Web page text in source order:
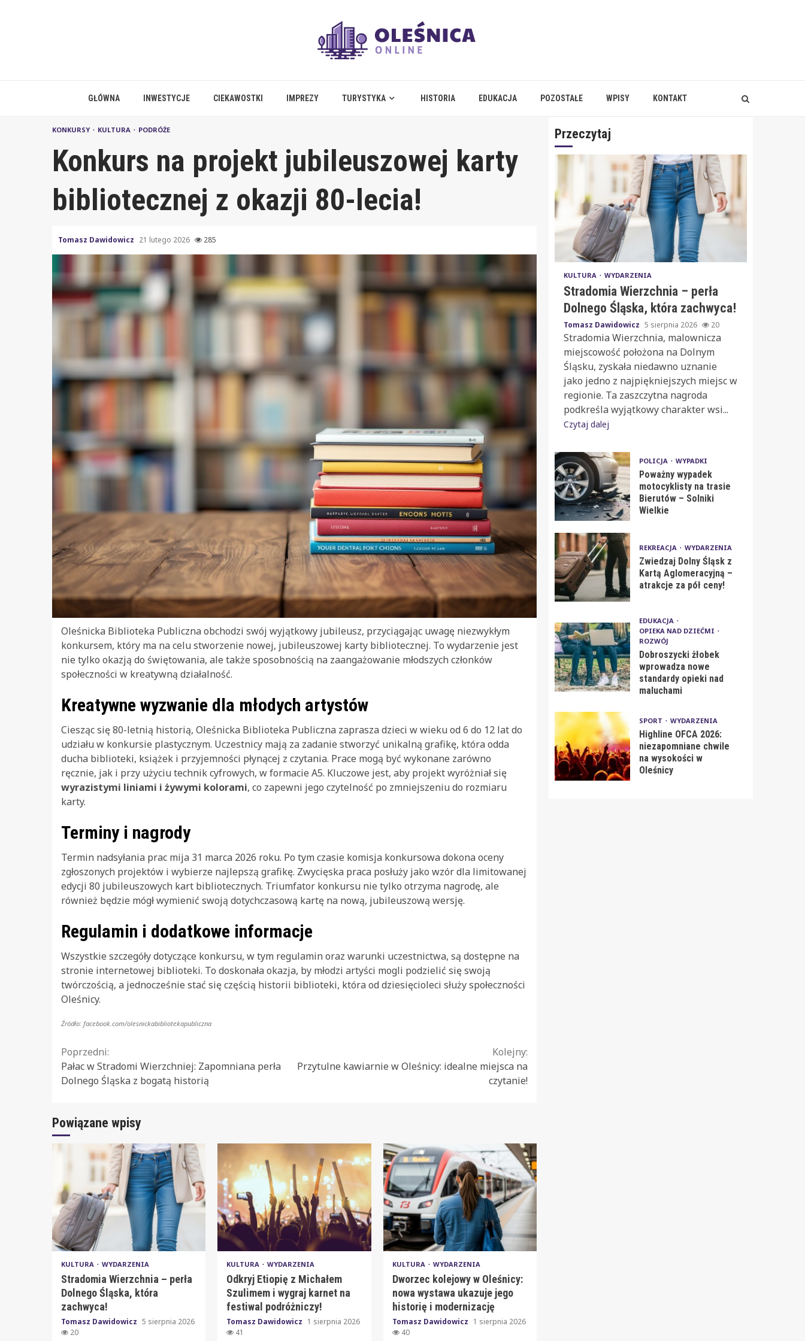
GŁÓWNA INWESTYCJE CIEKAWOSTKI IMPREZY TURYSTYKA HISTORIA EDUKACJA POZOSTAŁE WPISY KONTAKT
KONKURSY KULTURA PODRÓŻE
Konkurs na projekt jubileuszowej karty
bibliotecznej z okazji 80-lecia!
Tomasz Dawidowicz 21 lutego 2026 285
Oleśnicka Biblioteka Publiczna obchodzi swój wyjątkowy jubileusz, przyciągając uwagę niezwykłym
konkursem, który ma na celu stworzenie nowej, jubileuszowej karty bibliotecznej. To wydarzenie jest
nie tylko okazją do świętowania, ale także sposobnością na zaangażowanie młodszych członków
społeczności w kreatywną działalność.
Kreatywne wyzwanie dla młodych artystów
Ciesząc się 80-letnią historią, Oleśnicka Biblioteka Publiczna zaprasza dzieci w wieku od 6 do 12 lat do
udziału w konkursie plastycznym. Uczestnicy mają za zadanie stworzyć unikalną grafikę, która odda
ducha biblioteki, książek i przyjemności płynącej z czytania. Prace mogą być wykonane zarówno
ręcznie, jak i przy użyciu technik cyfrowych, w formacie A5. Kluczowe jest, aby projekt wyróżniał się
wyrazistymi liniami i żywymi kolorami, co zapewni jego czytelność po zmniejszeniu do rozmiaru
karty.
Terminy i nagrody
Termin nadsyłania prac mija 31 marca 2026 roku. Po tym czasie komisja konkursowa dokona oceny
zgłoszonych projektów i wybierze najlepszą grafikę. Zwycięska praca posłuży jako wzór dla limitowanej
edycji 80 jubileuszowych kart bibliotecznych. Triumfator konkursu nie tylko otrzyma nagrodę, ale
również będzie mógł wymienić swoją dotychczasową kartę na nową, jubileuszową wersję.
Regulamin i dodatkowe informacje
Wszystkie szczegóły dotyczące konkursu, w tym regulamin oraz warunki uczestnictwa, są dostępne na
stronie internetowej biblioteki. To doskonała okazja, by młodzi artyści mogli podzielić się swoją
twórczością, a jednocześnie stać się częścią historii biblioteki, która od dziesięcioleci służy społeczności
Oleśnicy.
Źródło: facebook.com/olesnickabibliotekapubliczna
Continue
Reading
Poprzedni:
Pałac w Stradomi Wierzchniej: Zapomniana perła
Dolnego Śląska z bogatą historią
Kolejny:
Przytulne kawiarnie w Oleśnicy: idealne miejsca na
czytanie!
Powiązane wpisy
KULTURA WYDARZENIA
Stradomia Wierzchnia – perła
Dolnego Śląska, która
zachwyca!
Tomasz Dawidowicz 5 sierpnia 2026
20
KULTURA WYDARZENIA
Odkryj Etiopię z Michałem
Szulimem i wygraj karnet na
festiwal podróżniczy!
Tomasz Dawidowicz 1 sierpnia 2026
41
KULTURA WYDARZENIA
Dworzec kolejowy w Oleśnicy:
nowa wystawa ukazuje jego
historię i modernizację
Tomasz Dawidowicz 1 sierpnia 2026
40
Przeczytaj
KULTURA WYDARZENIA
Stradomia Wierzchnia – perła
Dolnego Śląska, która zachwyca!
Tomasz Dawidowicz 5 sierpnia 2026 20
Stradomia Wierzchnia, malownicza
miejscowość położona na Dolnym
Śląsku, zyskała niedawno uznanie
jako jedno z najpiękniejszych miejsc w
regionie. Ta zaszczytna nagroda
podkreśla wyjątkowy charakter wsi...
Czytaj dalej
POLICJA WYPADKI
Poważny wypadek
motocyklisty na trasie
Bierutów – Solniki
Wielkie
REKREACJA WYDARZENIA
Zwiedzaj Dolny Śląsk z
Kartą Aglomeracyjną –
atrakcje za pół ceny!
EDUKACJA
OPIEKA NAD DZIEĆMI
ROZWÓJ
Dobroszycki żłobek
wprowadza nowe
standardy opieki nad
maluchami
SPORT WYDARZENIA
Highline OFCA 2026:
niezapomniane chwile
na wysokości w
Oleśnicy